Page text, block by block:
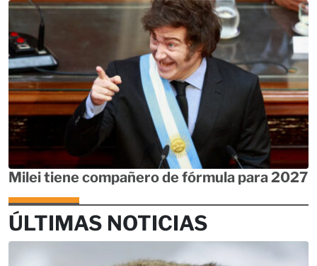
Milei tiene compañero de fórmula para 2027
ÚLTIMAS NOTICIAS